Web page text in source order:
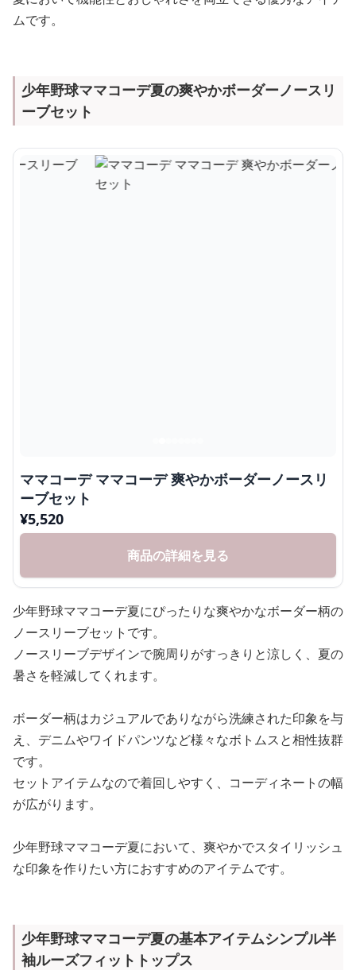
ムです。
少年野球ママコーデ夏の爽やかボーダーノースリ
ーブセット
ママコーデ ママコーデ 爽やかボーダーノースリ
ーブセット
¥5,520
商品の詳細を見る
少年野球ママコーデ夏にぴったりな爽やかなボーダー柄の
ノースリーブセットです。
ノースリーブデザインで腕周りがすっきりと涼しく、夏の
暑さを軽減してくれます。
ボーダー柄はカジュアルでありながら洗練された印象を与
え、デニムやワイドパンツなど様々なボトムスと相性抜群
です。
セットアイテムなので着回しやすく、コーディネートの幅
が広がります。
少年野球ママコーデ夏において、爽やかでスタイリッシュ
な印象を作りたい方におすすめのアイテムです。
少年野球ママコーデ夏の基本アイテムシンプル半
袖ルーズフィットトップス